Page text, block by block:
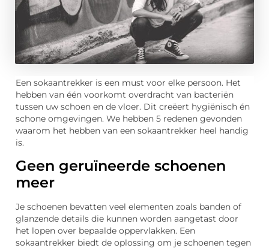
Een sokaantrekker is een must voor elke persoon. Het
hebben van één voorkomt overdracht van bacteriën
tussen uw schoen en de vloer. Dit creëert hygiënisch én
schone omgevingen. We hebben 5 redenen gevonden
waarom het hebben van een sokaantrekker heel handig
is.
Geen geruïneerde schoenen
meer
Je schoenen bevatten veel elementen zoals banden of
glanzende details die kunnen worden aangetast door
het lopen over bepaalde oppervlakken. Een
sokaantrekker biedt de oplossing om je schoenen tegen